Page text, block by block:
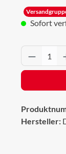
Sofort
Hersteller: